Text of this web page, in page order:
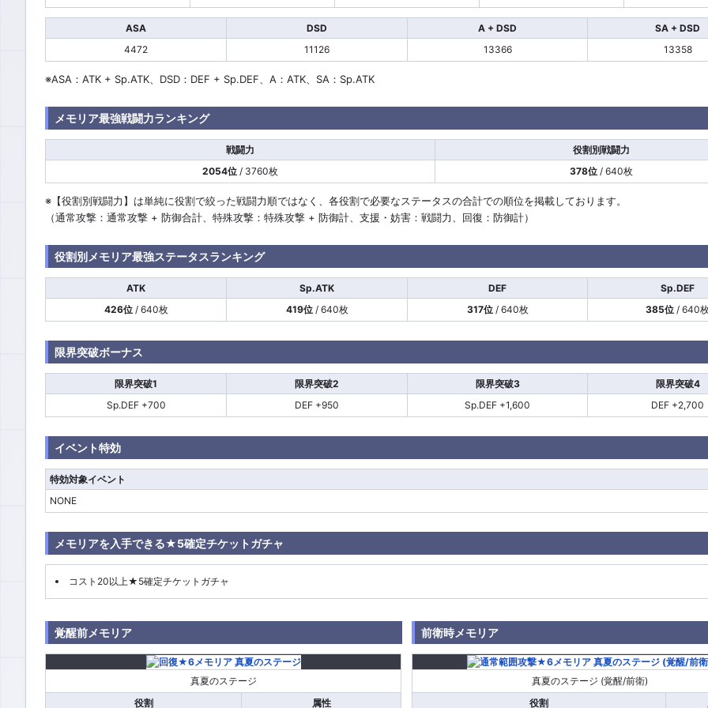
ASA DSD A + DSD
SA + DSD
4472
11126 13366 13358
※ASA：ATK + Sp.ATK、DSD：DEF + Sp.DEF、A：ATK、SA：Sp.ATK
メモリア最強戦闘力ランキング
戦闘力
役割別戦闘力
2054位 / 3760枚 378位 / 640枚
※【役割別戦闘力】は単純に役割で絞った戦闘力順ではなく、各役割で必要なステータスの合計での順位を掲載しております。
（通常攻撃：通常攻撃 + 防御合計、特殊攻撃：特殊攻撃 + 防御計、支援・妨害：戦闘力、回復：防御計）
役割別メモリア最強ステータスランキング
ATK Sp.ATK DEF
Sp.DEF
426位/ 640枚 419位/ 640枚 317位/ 640枚 385位 / 640
限界突破ボーナス
限界突破1 限界突破2 限界突破3
限界突破4
Sp.DEF +700
DEF +950 Sp.DEF +1,600 DEF +2,700
イベント特効
特効対象イベント
NONE
メモリアを入手できる★5確定チケットガチャ
コスト20以上★5確定チケットガチャ
覚醒前メモリア
真夏のステージ
役割
属性
前衛時メモリア
真夏のステージ (覚醒/前衛)
役割